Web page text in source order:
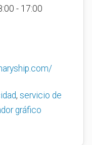
- 17:00
, servicio de
gráfico